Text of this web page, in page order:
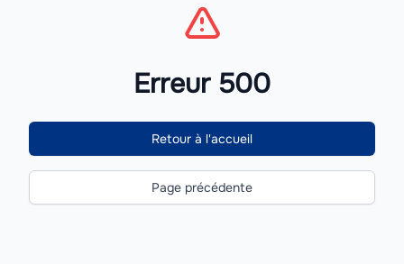
Erreur 500
Retour à l'accueil
Page précédente